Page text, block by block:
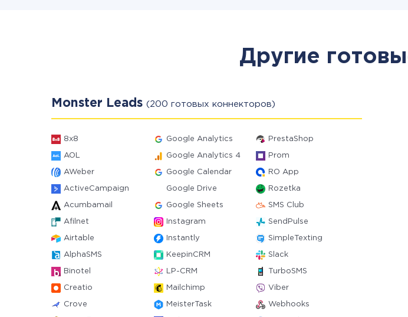
Другие
Monster Leads (200 готовых коннекторов)
8x8 Google Analytics PrestaShop
AOL Google Analytics 4 Prom
AWeber Google Calendar RO App
ActiveCampaign Google Drive Rozetka
Acumbamail Google Sheets SMS Club
Afilnet Instagram SendPulse
Airtable Instantly SimpleTexting
AlphaSMS KeepinCRM Slack
Binotel LP-CRM TurboSMS
Creatio Mailchimp Viber
Crove MeisterTask Webhooks